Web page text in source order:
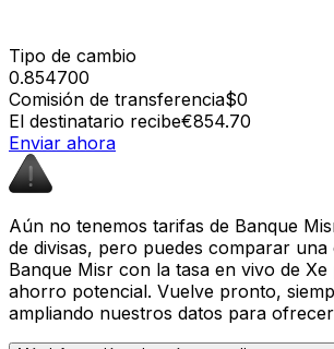
Tipo de cambio
0.854700
Comisión de transferencia$0
El destinatario recibe€854.70
Enviar ahora
Aún no tenemos tarifas de Banque
de divisas, pero puedes comparar una
Banque Misr con la tasa en vivo de
ahorro potencial. Vuelve pronto,
ampliando nuestros datos para